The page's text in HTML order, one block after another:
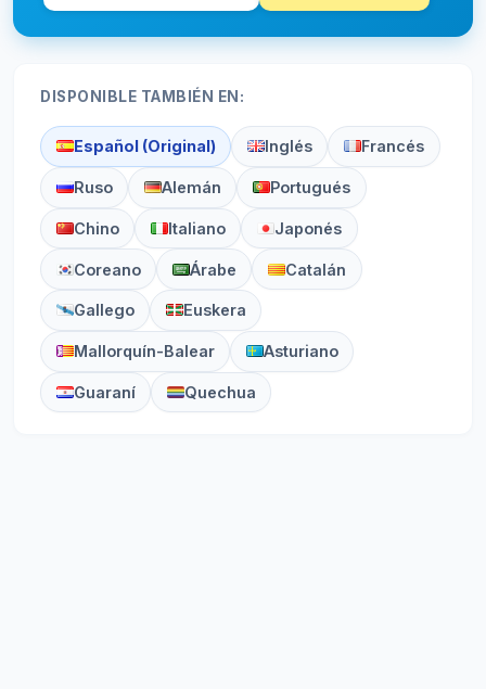
DISPONIBLE TAMBIÉN EN:
Español (Original) Inglés Francés
Ruso Alemán Portugués
Chino Italiano Japonés
Coreano Árabe Catalán
Gallego Euskera
Mallorquín-Balear Asturiano
Guaraní Quechua